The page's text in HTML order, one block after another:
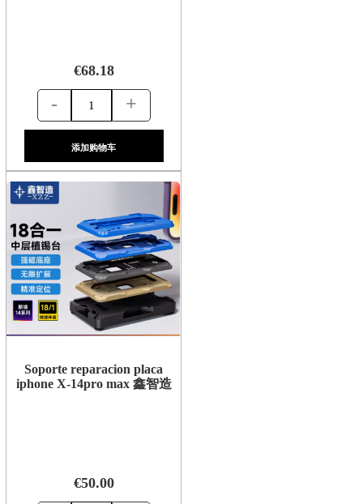
€68.18
- +
添加购物车
Soporte reparacion placa
iphone X-14pro max 鑫智造
€50.00